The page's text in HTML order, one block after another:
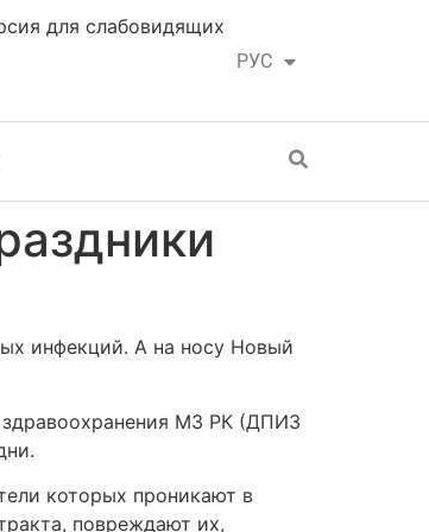
РУС
ҚАЗ
для слабовидящих
инфекций. А на носу Новый
здравоохранения МЗ РК (ДПИЗ
которых проникают в
повреждают их,